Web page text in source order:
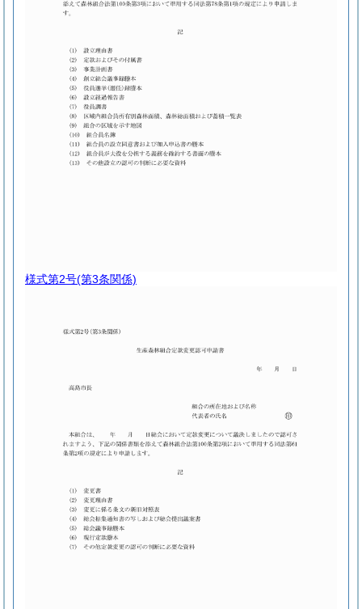
様式第2号(第3条関係)